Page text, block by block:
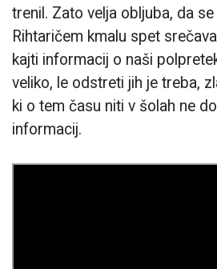
trenil. Zato velja obljuba, da
Rihtaričem kmalu spet
kajti informacij o naši
veliko, le odstreti jih je treba,
ki o tem času niti v šolah ne
informacij.